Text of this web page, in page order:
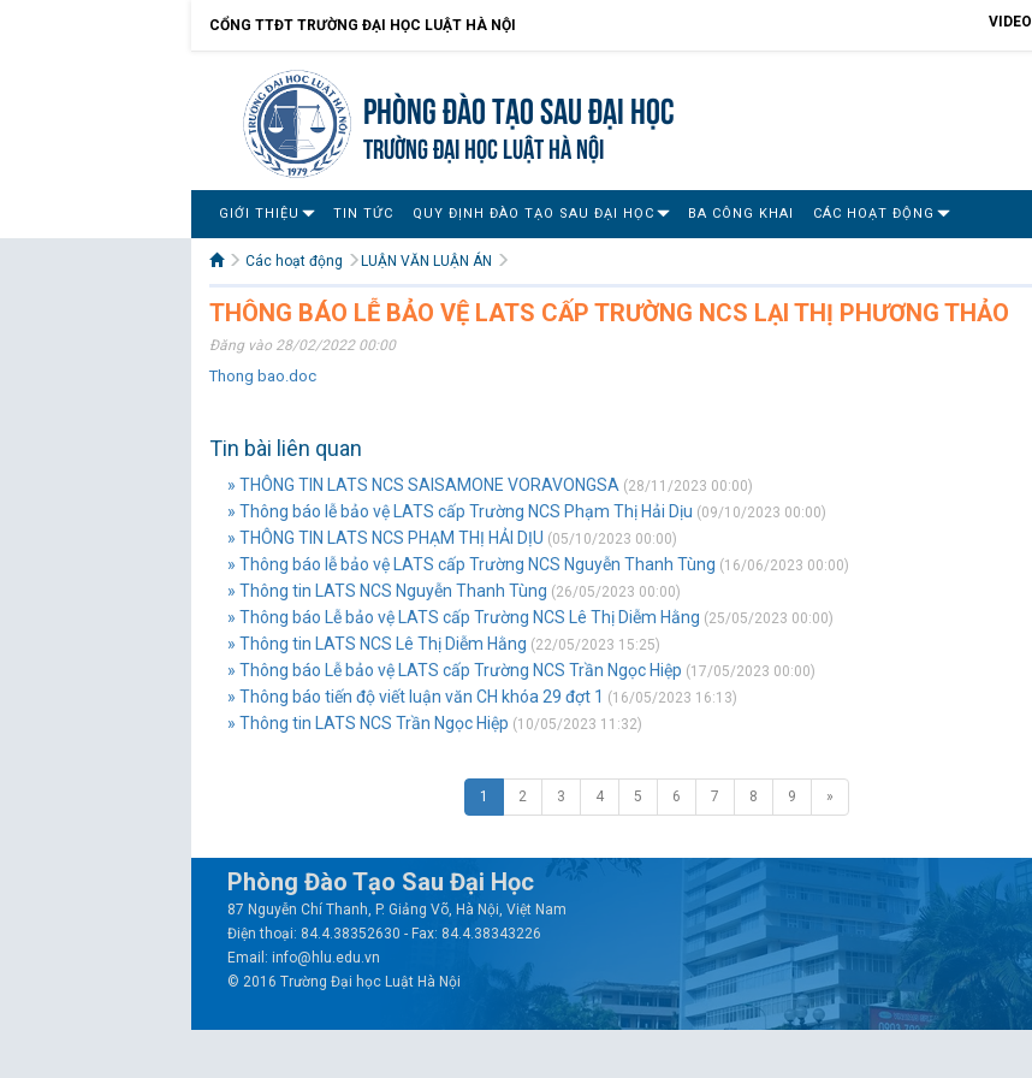
CỔNG TTĐT TRƯỜNG ĐẠI HỌC LUẬT HÀ NỘI VIDEO
Phòng Đào tạo Sau đại học
TRƯỜNG ĐẠI HỌC LUẬT HÀ NỘI
GIỚI THIỆU TIN TỨC QUY ĐỊNH ĐÀO TẠO SAU ĐẠI HỌC BA CÔNG KHAI CÁC HOẠT ĐỘNG
Các hoạt động LUẬN VĂN LUẬN ÁN
THÔNG BÁO LỄ BẢO VỆ LATS CẤP TRƯỜNG NCS LẠI THỊ PHƯƠNG THẢO
Đăng vào 28/02/2022 00:00
Thong bao.doc
Tin bài liên quan
» THÔNG TIN LATS NCS SAISAMONE VORAVONGSA (28/11/2023 00:00)
» Thông báo lễ bảo vệ LATS cấp Trường NCS Phạm Thị Hải Dịu (09/10/2023 00:00)
» THÔNG TIN LATS NCS PHẠM THỊ HẢI DỊU (05/10/2023 00:00)
» Thông báo lễ bảo vệ LATS cấp Trường NCS Nguyễn Thanh Tùng (16/06/2023 00:00)
» Thông tin LATS NCS Nguyễn Thanh Tùng (26/05/2023 00:00)
» Thông báo Lễ bảo vệ LATS cấp Trường NCS Lê Thị Diễm Hằng (25/05/2023 00:00)
» Thông tin LATS NCS Lê Thị Diễm Hằng (22/05/2023 15:25)
» Thông báo Lễ bảo vệ LATS cấp Trường NCS Trần Ngọc Hiệp (17/05/2023 00:00)
» Thông báo tiến độ viết luận văn CH khóa 29 đợt 1 (16/05/2023 16:13)
» Thông tin LATS NCS Trần Ngọc Hiệp (10/05/2023 11:32)
1 2 3 4 5 6 7 8 9 »
Phòng Đào Tạo Sau Đại Học
87 Nguyễn Chí Thanh, P. Giảng Võ, Hà Nội, Việt Nam
Điện thoại: 84.4.38352630 - Fax: 84.4.38343226
Email: info@hlu.edu.vn
© 2016 Trường Đại học Luật Hà Nội